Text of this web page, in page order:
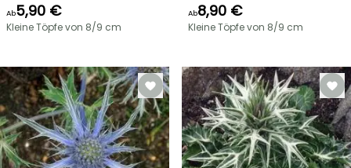
Ab5,90 €
Kleine Töpfe von 8/9 cm
Ab8,90 €
Kleine Töpfe von 8/9 cm